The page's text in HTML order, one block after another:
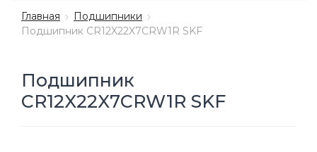
Главная
Подшипники
Подшипник CR12X22X7CRW1R SKF
Подшипник
CR12X22X7CRW1R SKF